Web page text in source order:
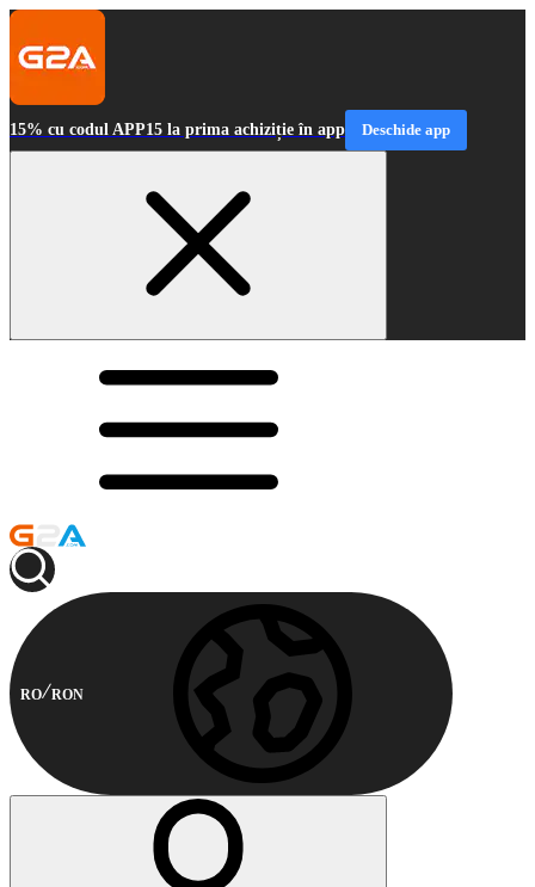
15% cu codul APP15 la prima achiziție în app Deschide app
RO RON